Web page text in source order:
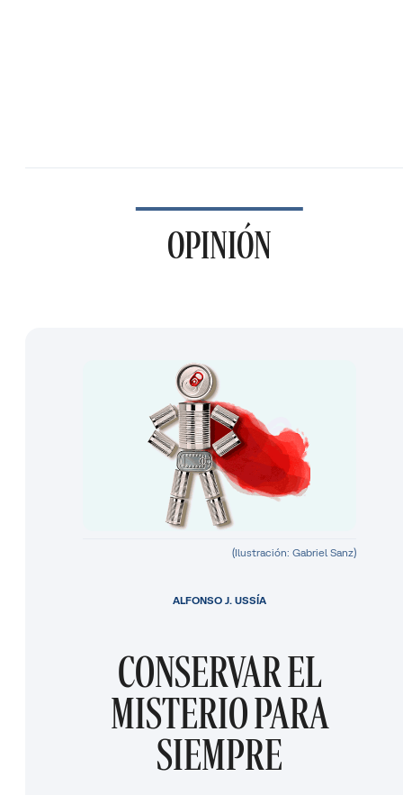
OPINIÓN
(Ilustración: Gabriel Sanz)
CONSERVAR EL
MISTERIO PARA
SIEMPRE
ALFONSO J. USSÍA